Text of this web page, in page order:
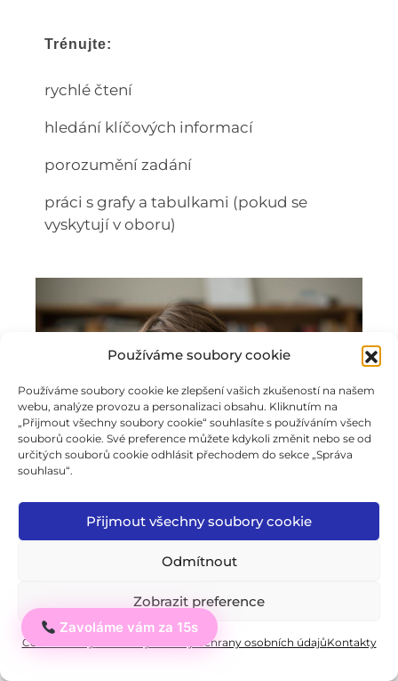
Používáme soubory cookie
Používáme soubory cookie ke zlepšení vašich zkušeností na našem
webu, analýze provozu a personalizaci obsahu. Kliknutím na
„Přijmout všechny soubory cookie“ souhlasíte s používáním všech
souborů cookie. Své preference můžete kdykoli změnit nebo se od
určitých souborů cookie odhlásit přechodem do sekce „Správa
souhlasu“.
Přijmout všechny soubory cookie
Odmítnout
Zobrazit preference
Cookie Policy Soukromý: Zásady ochrany osobních údajůKontakty
Zavoláme vám za 15s
Trénujte:
rychlé čtení
hledání klíčových informací
porozumění zadání
práci s grafy a tabulkami (pokud se
vyskytují v oboru)